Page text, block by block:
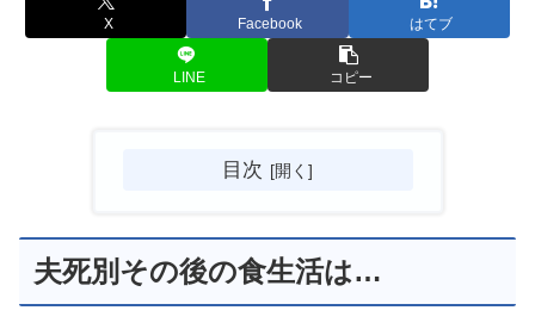
X Facebook はてブ
LINE コピー
目次
夫死別その後の食生活は…